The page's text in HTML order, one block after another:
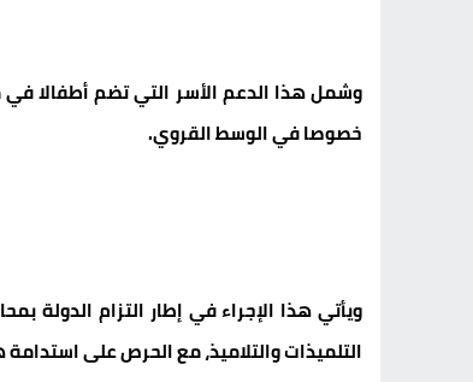
وشمل هذا الدعم الأسر التي تضم أطفالا في
خصوصا في الوسط القروي.
ويأتي هذا الإجراء في إطار التزام الدولة
التلميذات والتلاميذ، مع الحرص على